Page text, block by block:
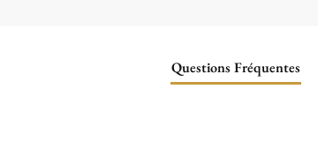
Questions Fréquentes